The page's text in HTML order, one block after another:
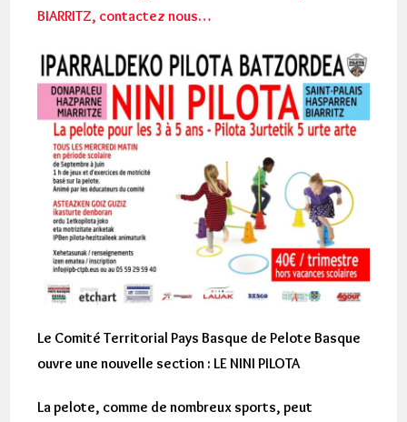
BIARRITZ, contactez nous…
Le Comité Territorial Pays Basque de Pelote Basque
ouvre une nouvelle section : LE NINI PILOTA
La pelote, comme de nombreux sports, peut